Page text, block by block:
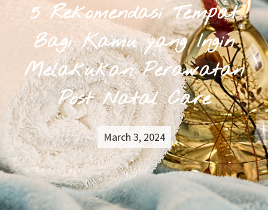
5 Rekomendasi Tempat
Bagi Kamu yang Ingin
Melakukan Perawatan
Post Natal Care
March 3, 2024